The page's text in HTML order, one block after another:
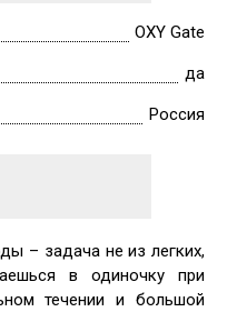
OXY Gate
да
Россия
– задача не из легких,
в одиночку при
течении и большой